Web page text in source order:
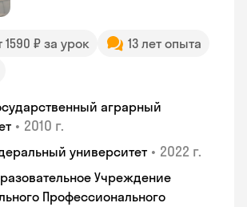
1590 ₽ за урок
13 лет опыта
аграрный
• 2010 г.
университет • 2022 г.
Учреждение
Профессионального